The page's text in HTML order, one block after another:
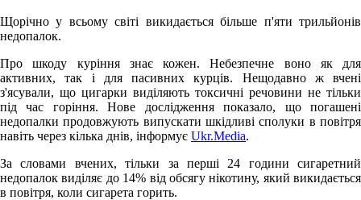
Щорічно у всьому світі викидається більше п'яти трильйонів
недопалок.
Про шкоду куріння знає кожен. Небезпечне воно як для
активних, так і для пасивних курців. Нещодавно ж вчені
з'ясували, що цигарки виділяють токсичні речовини не тільки
під час горіння. Нове дослідження показало, що погашені
недопалки продовжують випускати шкідливі сполуки в повітря
навіть через кілька днів, інформує Ukr.Media.
За словами вчених, тільки за перші 24 години сигаретний
недопалок виділяє до 14% від обсягу нікотину, який викидається
в повітря, коли сигарета горить.